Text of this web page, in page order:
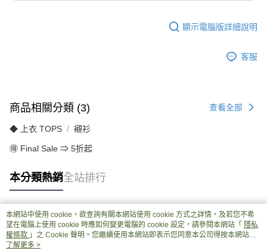
顯示電腦版詳細說明
客服
商品相關分類 (3) 查看全部
◆ 上衣 TOPS 襯衫
🉐 Final Sale ⇒ 5折起
本分類熱銷全站排行
熱門標籤
本網站中使用 cookie，欲查詢有關本網站使用 cookie 方式之詳情，及若您不希
望在電腦上使用 cookie 時應如何變更電腦的 cookie 設定，請參閱本網站「 隱私
權條款 」之 Cookie 聲明。您繼續使用本網站即表示您同意本公司得按本網站使
用條款之 Cookie 聲明使用 cookie。
了解更多 >